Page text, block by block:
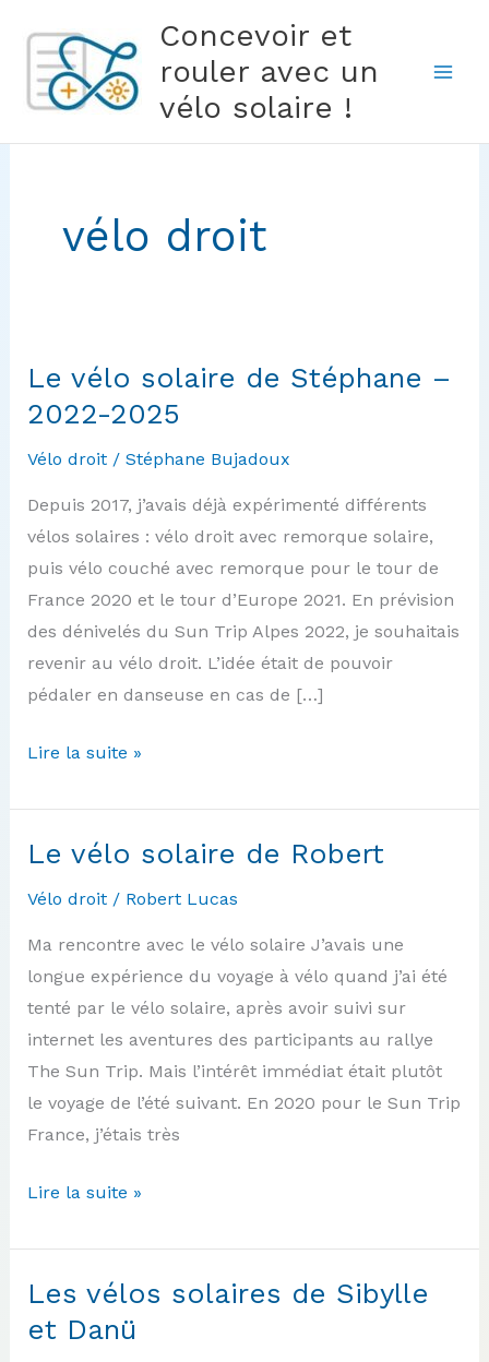
contenu
Concevoir et
rouler avec un
vélo solaire !
vélo droit
Le vélo solaire de Stéphane –
2022-2025
Vélo droit/ Stéphane Bujadoux
Depuis 2017, j’avais déjà expérimenté différents
vélos solaires : vélo droit avec remorque solaire,
puis vélo couché avec remorque pour le tour de
France 2020 et le tour d’Europe 2021. En prévision
des dénivelés du Sun Trip Alpes 2022, je souhaitais
revenir au vélo droit. L’idée était de pouvoir
pédaler en danseuse en cas de […]
Le
solaire
de
–
2022-
2025
Lire la suite »
Le vélo solaire de Robert
Vélo droit/ Robert Lucas
Ma rencontre avec le vélo solaire J’avais une
longue expérience du voyage à vélo quand j’ai été
tenté par le vélo solaire, après avoir suivi sur
internet les aventures des participants au rallye
The Sun Trip. Mais l’intérêt immédiat était plutôt
le voyage de l’été suivant. En 2020 pour le Sun Trip
France, j’étais très
Le
solaire
de
Robert
Lire la suite »
Les vélos solaires de Sibylle
et Danü